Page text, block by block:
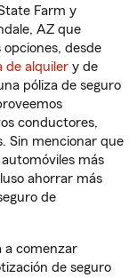
Farm y
AZ que
desde
de alquiler y de
póliza de seguro
conductores,
Sin mencionar que
más
ahorrar más
de
a comenzar
de seguro